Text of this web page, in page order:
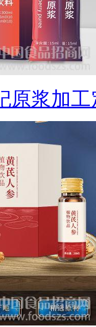
原浆加